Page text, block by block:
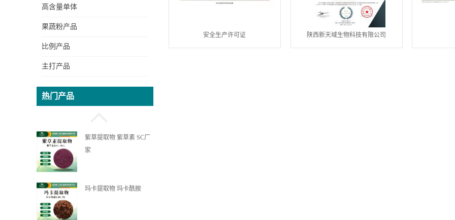
高含量单体
果蔬粉产品
比例产品
主打产品
热门产品
锯叶棕提取物 脂肪酸 新
紫草提取物 紫草素 SC厂
家
玛卡提取物 玛卡酰胺
安全生产许可证 陕西新天域生物科技有限公司